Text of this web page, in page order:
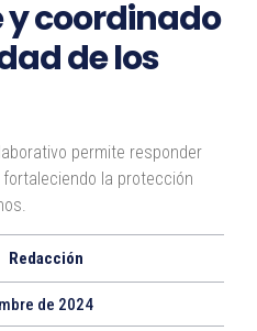
coordinado
de los
permite responder
la protección
Redacción
de 2024